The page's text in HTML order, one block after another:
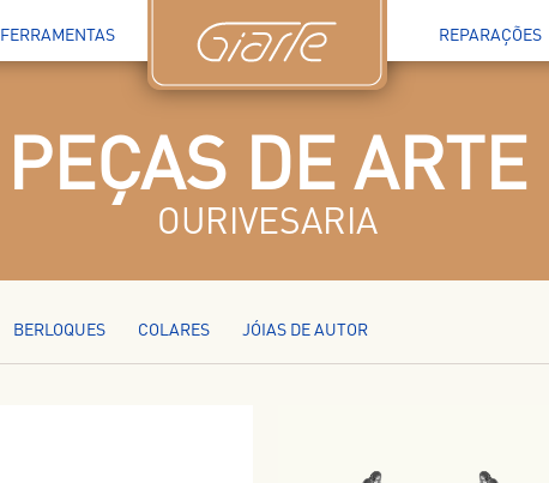
FERRAMENTAS REPARAÇÕES
PEÇAS DE ARTE
OURIVESARIA
BERLOQUES COLARES JÓIAS DE AUTOR